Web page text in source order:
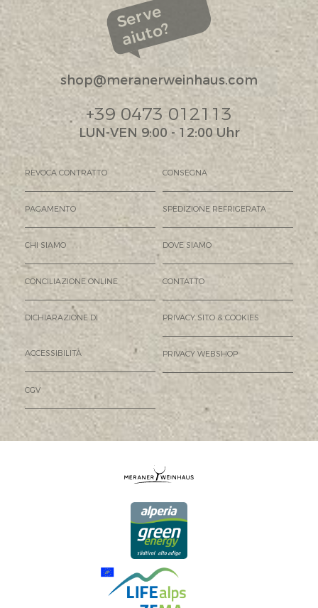
Serve
aiuto?
shop@meranerweinhaus.com
+39 0473 012113
LUN-VEN 9:00 - 12:00 Uhr
REVOCA CONTRATTO CONSEGNA
PAGAMENTO SPEDIZIONE REFRIGERATA
CHI SIAMO DOVE SIAMO
CONCILIAZIONE ONLINE CONTATTO
DICHIARAZIONE DI
ACCESSIBILITÀ
PRIVACY SITO & COOKIES
PRIVACY WEBSHOP
CGV